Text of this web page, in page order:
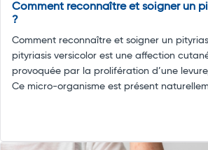
Comment reconnaître et soigner un
?
Comment reconnaître et soigner un
pityriasis versicolor est une affection
provoquée par la prolifération d’une
Ce micro-organisme est présent